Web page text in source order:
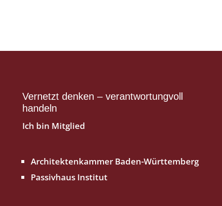
Vernetzt denken – verantwortungvoll
handeln
Ich bin Mitglied
Architektenkammer Baden-Württemberg
Passivhaus Institut